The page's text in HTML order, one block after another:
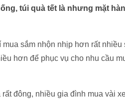
túi quà tết là nhưng mặt
sắm nhộn nhịp hơn rất nhiều
hơn để phục vụ cho nhu cầu
đông, nhiều gia đình mua vài